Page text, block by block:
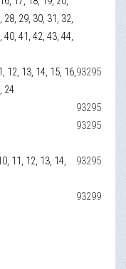
28, 29, 30, 31, 32,
40, 41, 42, 43, 44,
12, 13, 14, 15, 16,
24
93295
93295
93295
11, 12, 13, 14,
93295
93299